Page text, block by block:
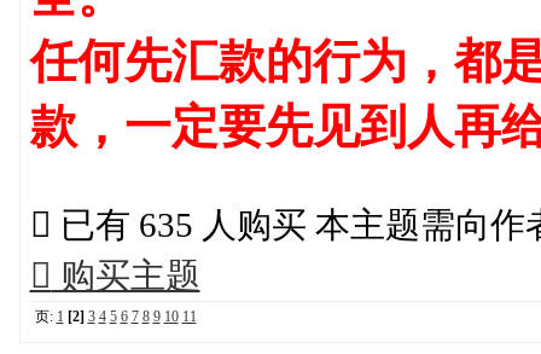
任何先汇款的行为，都
款，一定要先见到人再
 已有 635 人购买 本主题需向
 购买主题
页: 1 [2] 3 4 5 6 7 8 9 10 11